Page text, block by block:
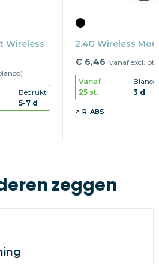
Wireless
Bedrukt
5-7 d
2.4G Wireless
€ 6,46 vanaf excl.
Vanaf
25 st.
Blanco
3 d
R-ABS
zeggen